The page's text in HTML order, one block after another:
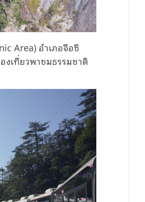
Area) อำเภอจือซี
งเที่ยวพาชมธรรมชาติ